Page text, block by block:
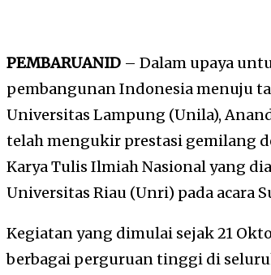
PEMBARUANID – Dalam upaya
pembangunan Indonesia menuju
Universitas Lampung (Unila),
telah mengukir prestasi gemilang
Karya Tulis Ilmiah Nasional yang
Universitas Riau (Unri) pada acara
Kegiatan yang dimulai sejak 21
berbagai perguruan tinggi di